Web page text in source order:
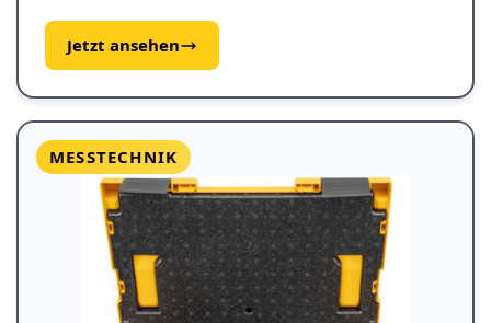
Jetzt ansehen
MESSTECHNIK